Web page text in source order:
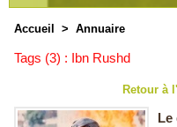
Accueil > Annuaire
Tags (3) : Ibn Rushd
Retour à
Le